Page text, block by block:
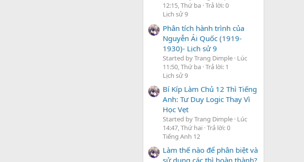
12:15, Thứ ba Trả lời: 0
Lịch sử 9
Phân tích hành trình của
Nguyễn Ái Quốc (1919-
1930)- Lịch sử 9
Started by Trang Dimple Lúc
11:50, Thứ ba Trả lời: 1
Lịch sử 9
Bí Kíp Làm Chủ 12 Thì Tiếng
Anh: Tư Duy Logic Thay Vì
Học Vẹt
Started by Trang Dimple Lúc
14:47, Thứ hai Trả lời: 0
Tiếng Anh 12
Làm thế nào để phân biệt và